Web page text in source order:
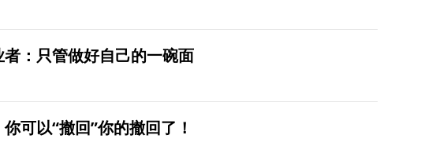
：只管做好自己的一碗面
可以“撤回”你的撤回了！